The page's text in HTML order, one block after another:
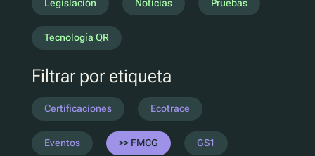
Pellenc ST
Citeo
Ocado
Co-Op
Aldi
Legislación Noticias Pruebas
Tecnología QR
Filtrar por etiqueta
Certificaciones Ecotrace
Eventos FMCG GS1